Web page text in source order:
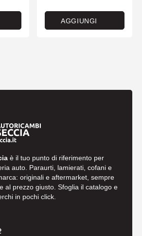
AGGIUNGI
è il tuo punto di riferimento per
auto. Paraurti, lamierati, cofani e
originali e aftermarket, sempre
al prezzo giusto. Sfoglia il catalogo e
in pochi click.